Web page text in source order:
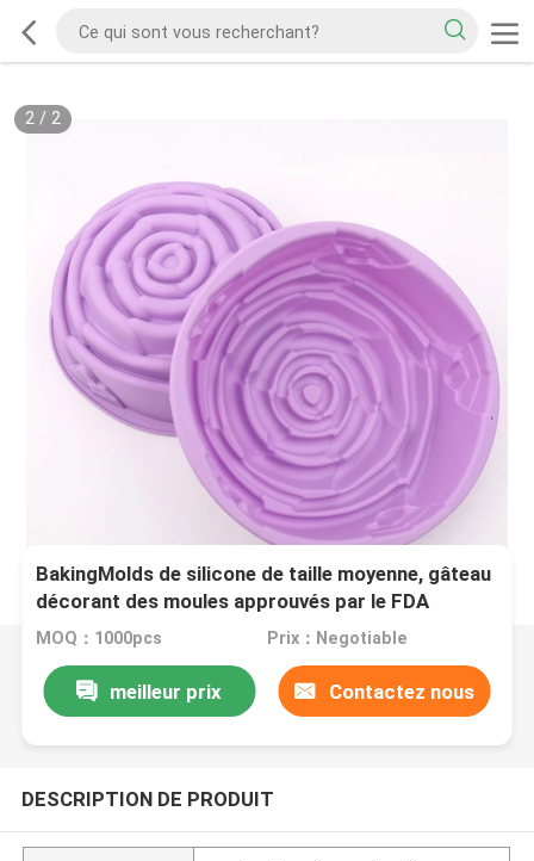
2/ 2
BakingMolds de silicone de taille moyenne, gâteau
décorant des moules approuvés par le FDA
MOQ：1000pcs Prix：Negotiable
meilleur prix Contactez nous
DESCRIPTION DE PRODUIT